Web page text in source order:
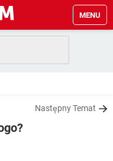
MENU
Następny Temat